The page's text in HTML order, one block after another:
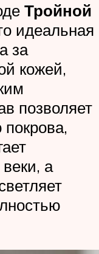
Тройной
идеальная
за
кожей,
позволяет
покрова,
а